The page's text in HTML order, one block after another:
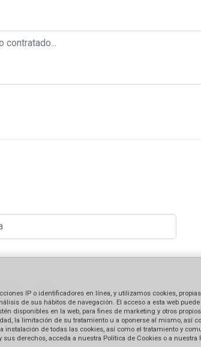
IP o identificadores en línea, y utilizamos cookies,
de sus hábitos de navegación. El acceso a esta web
disponibles en la web, para fines de marketing y otros
la limitación de su tratamiento u a oponerse al mismo, así
instalación de todas las cookies, así como el tratamiento y
derechos, acceda a nuestra Política de Cookies o a nuestra